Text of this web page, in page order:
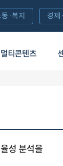
멀티콘텐츠
·복지 경제
성 분석을